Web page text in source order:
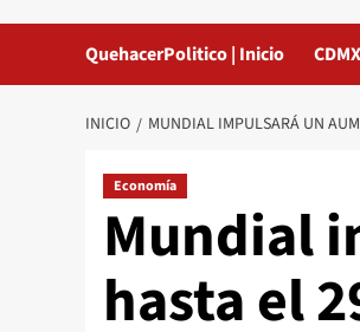
QuehacerPolitico | Inicio CDMX
INICIO MUNDIAL IMPULSARÁ UN
Economía
Mundial
hasta el